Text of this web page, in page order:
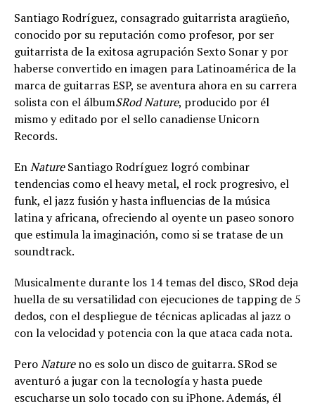
Santiago Rodríguez, consagrado guitarrista aragüeño,
conocido por su reputación como profesor, por ser
guitarrista de la exitosa agrupación Sexto Sonar y por
haberse convertido en imagen para Latinoamérica de la
marca de guitarras ESP, se aventura ahora en su carrera
solista con el álbumSRod Nature, producido por él
mismo y editado por el sello canadiense Unicorn
Records.
EnNatureSantiago Rodríguez logró combinar
tendencias como el heavy metal, el rock progresivo, el
funk, el jazz fusión y hasta influencias de la música
latina y africana, ofreciendo al oyente un paseo sonoro
que estimula la imaginación, como si se tratase de un
soundtrack.
Musicalmente durante los 14 temas del disco, SRod deja
huella de su versatilidad con ejecuciones de tapping de 5
dedos, con el despliegue de técnicas aplicadas al jazz o
con la velocidad y potencia con la que ataca cada nota.
PeroNatureno es solo un disco de guitarra. SRod se
aventuró a jugar con la tecnología y hasta puede
escucharse un solo tocado con su iPhone. Además, él